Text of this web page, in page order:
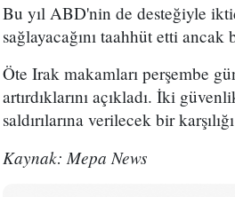
Bu yıl ABD'nin de desteğiyle
sağlayacağını taahhüt etti ancak
Öte Irak makamları perşembe
artırdıklarını açıkladı. İki
saldırılarına verilecek bir
Kaynak: Mepa News